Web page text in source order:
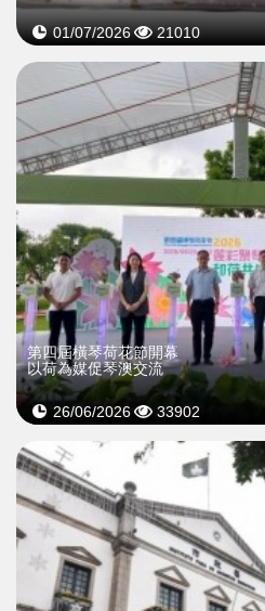
01/07/2026 21010
第四屆橫琴荷花節開幕
以荷為媒促琴澳交流
26/06/2026 33902